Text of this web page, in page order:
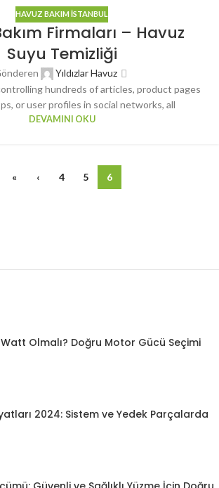
HAVUZ BAKIM İSTANBUL
Firmaları – Havuz
Suyu Temizliği
Yıldızlar Havuz
hundreds of articles, product pages
or user profiles in social networks, all
DEVAMINI OKU
« ‹ 4 5 6
Olmalı? Doğru Motor Gücü Seçimi
2024: Sistem ve Yedek Parçalarda